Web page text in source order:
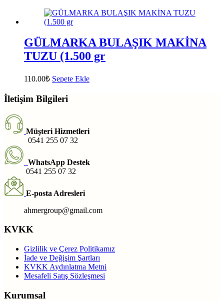
GÜLMARKA BULAŞIK MAKİNA
TUZU (1.500 gr
110.00₺ Sepete Ekle
İletişim Bilgileri
Müşteri Hizmetleri
0541 255 07 32
WhatsApp Destek
0541 255 07 32
E-posta Adresleri
ahmergroup@gmail.com
KVKK
Gizlilik ve Çerez Politikamız
İade ve Değişim Şartları
KVKK Aydınlatma Metni
Mesafeli Satış Sözleşmesi
Kurumsal